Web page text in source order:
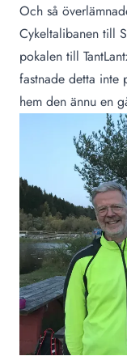
Och så
Cykeltalibanen till
pokalen till
fastnade detta
hem den ännu en